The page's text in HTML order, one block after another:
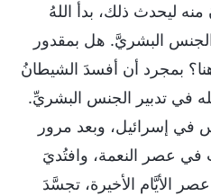
ليحدث ذلك، بدأ اللهُ
البشريَّ. هل بمقدور
بمجرد أن أفسدَ الشيطانُ
في تدبير الجنس البشريِّ.
في إسرائيل، وبعد مرور
في عصر النعمة، وافتُديَ
الأيَّام الأخيرة، تجسَّدَ